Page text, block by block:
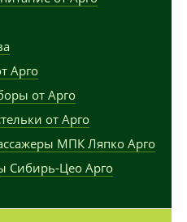
Арго
от Арго
от Арго
МПК Ляпко Арго
Сибирь-Цео Арго